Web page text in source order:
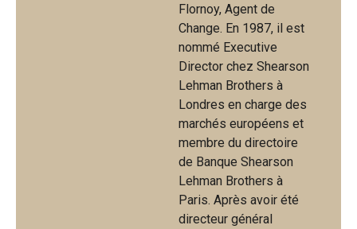
Flornoy, Agent de
Change. En 1987, il est
nommé Executive
Director chez Shearson
Lehman Brothers à
Londres en charge des
marchés européens et
membre du directoire
de Banque Shearson
Lehman Brothers à
Paris. Après avoir été
directeur général